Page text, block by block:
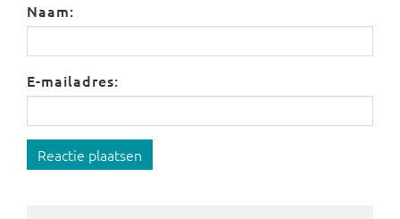
Naam:
E-mailadres:
Reactie plaatsen